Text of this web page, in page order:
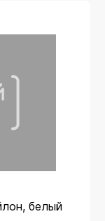
белый